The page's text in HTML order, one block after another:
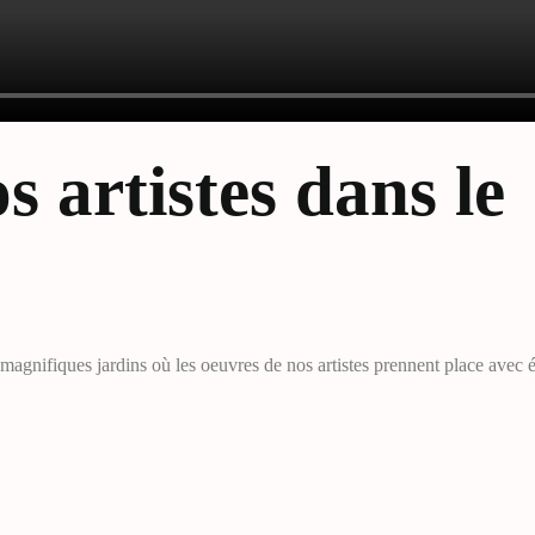
artistes dans le
jardins où les oeuvres de nos artistes prennent place avec